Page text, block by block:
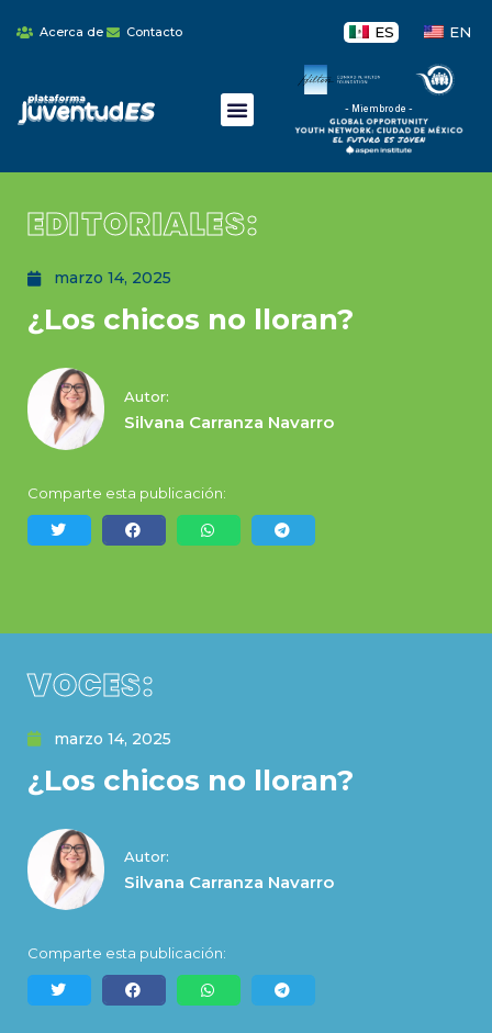
Acerca de Contacto ES EN
- Miembro de -
EDITORIALES:
marzo 14, 2025
¿Los chicos no lloran?
Autor:
Silvana Carranza Navarro
Comparte esta publicación:
VOCES:
marzo 14, 2025
¿Los chicos no lloran?
Autor:
Silvana Carranza Navarro
Comparte esta publicación: